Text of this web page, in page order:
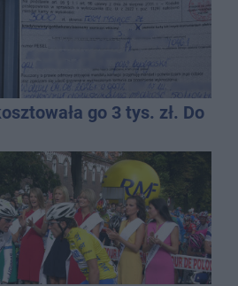
go 3 tys. zł. Do